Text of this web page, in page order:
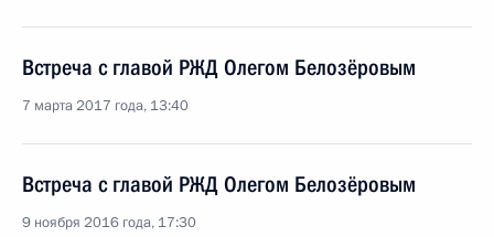
Встреча с главой РЖД Олегом Белозёровым
7 марта 2017 года, 13:40
Встреча с главой РЖД Олегом Белозёровым
9 ноября 2016 года, 17:30